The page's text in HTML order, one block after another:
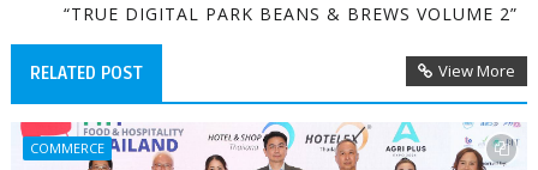
“TRUE DIGITAL PARK BEANS & BREWS VOLUME 2”
RELATED POST View More
COMMERCE